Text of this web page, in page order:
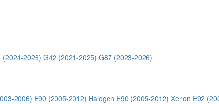
(2024-2026) G42 (2021-2025) G87 (2023-2026)
2006) E90 (2005-2012) Halogen E90 (2005-2012) Xenon E92